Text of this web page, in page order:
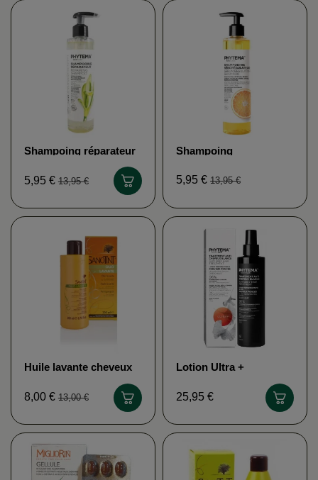
Shampoing réparateur
5,95 €13,95 €
Shampoing
PHYTEMA
5,95 €13,95 €
Huile lavante cheveux
8,00 €13,00 €
Lotion Ultra +
25,95 €